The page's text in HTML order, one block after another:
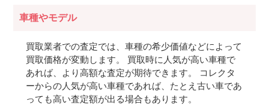
車種やモデル
買取業者での査定では、車種の希少価値などによって
買取価格が変動します。 買取時に人気が高い車種で
あれば、より高額な査定が期待できます。 コレクタ
ーからの人気が高い車種であれば、たとえ古い車であ
っても高い査定額が出る場合もあります。